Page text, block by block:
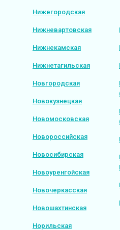
Нижегородская
Нижневартовская
Нижнекамская
Нижнетагильская
Новгородская
Новокузнецкая
Новомосковская
Новороссийская
Новосибирская
Новоуренгойская
Новочеркасская
Новошахтинская
Норильская